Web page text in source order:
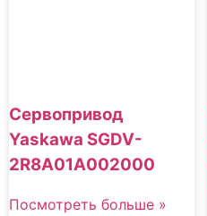
Сервопривод
Yaskawa SGDV-
2R8A01A002000
Посмотреть больше »